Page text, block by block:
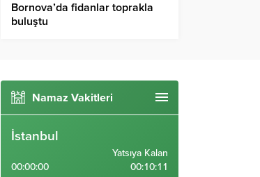
Bornova’da fidanlar toprakla
buluştu
Namaz Vakitleri
İstanbul
00:00:00
Yatsıya Kalan
00:10:10